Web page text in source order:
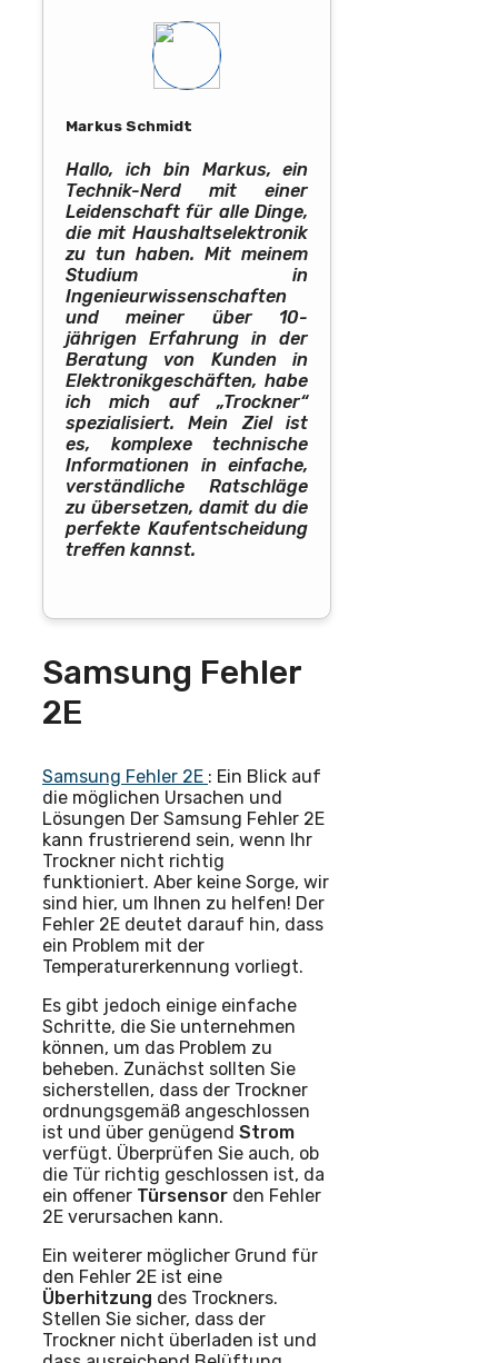
Markus Schmidt
Hallo, ich bin Markus, ein
Technik-Nerd mit einer
Leidenschaft für alle Dinge,
die mit Haushaltselektronik
zu tun haben. Mit meinem
Studium in
Ingenieurwissenschaften
und meiner über 10-
jährigen Erfahrung in der
Beratung von Kunden in
Elektronikgeschäften, habe
ich mich auf „Trockner“
spezialisiert. Mein Ziel ist
es, komplexe technische
Informationen in einfache,
verständliche Ratschläge
zu übersetzen, damit du die
perfekte Kaufentscheidung
treffen kannst.
Samsung Fehler
2E
Samsung Fehler 2E : Ein Blick auf
die möglichen Ursachen und
Lösungen Der Samsung Fehler 2E
kann frustrierend sein, wenn Ihr
Trockner nicht richtig
funktioniert. Aber keine Sorge, wir
sind hier, um Ihnen zu helfen! Der
Fehler 2E deutet darauf hin, dass
ein Problem mit der
Temperaturerkennung vorliegt.
Es gibt jedoch einige einfache
Schritte, die Sie unternehmen
können, um das Problem zu
beheben. Zunächst sollten Sie
sicherstellen, dass der Trockner
ordnungsgemäß angeschlossen
ist und über genügend Strom
verfügt. Überprüfen Sie auch, ob
die Tür richtig geschlossen ist, da
ein offener Türsensor den Fehler
2E verursachen kann.
Ein weiterer möglicher Grund für
den Fehler 2E ist eine
Überhitzung des Trockners.
Stellen Sie sicher, dass der
Trockner nicht überladen ist und